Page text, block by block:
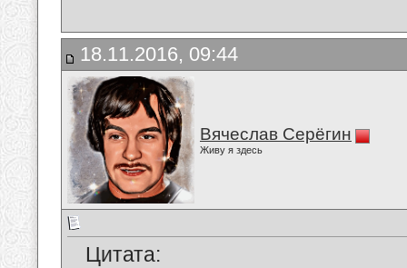
18.11.2016, 09:44
Вячеслав Серёгин
Живу я здесь
Цитата: